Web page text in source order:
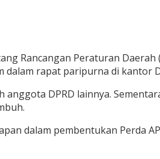
Rancangan Peraturan
rapat paripurna di kantor
DPRD lainnya.
dalam pembentukan Perda